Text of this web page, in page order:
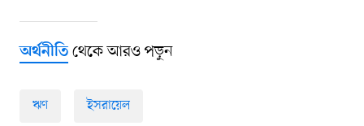
অর্থনীতিথেকে আরও পড়ুন
ঋণ ইসরায়েল